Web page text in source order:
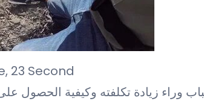
23 Second
وراء زيادة تكلفته وكيفية الحصول